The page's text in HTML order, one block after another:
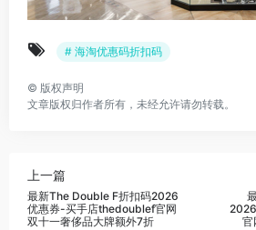
# 海淘优惠码折扣码
© 版权声明
文章版权归作者所有，未经允许请勿转载。
上一篇
最新The Double F折扣码2026
优惠券-买手店thedoublef官网
双十一奢侈品大牌额外7折
官